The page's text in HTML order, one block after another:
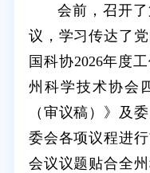
会前，召开
议，学习传达了
国科协2026年度
州科学技术协会
（审议稿）》及
委会各项议程进
会议议题贴合全